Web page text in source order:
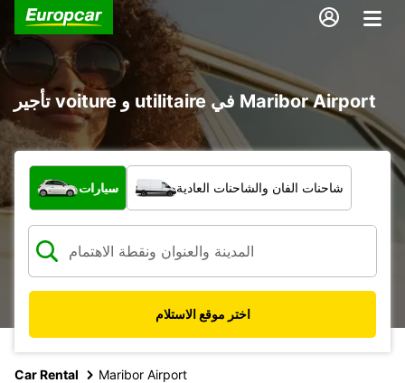
تأجير voiture و utilitaire في Maribor Airport
ما نوع المركبة؟
سيارات شاحنات الفان والشاحنات العادية
اختر موقع الاستلام
Car Rental Maribor Airport